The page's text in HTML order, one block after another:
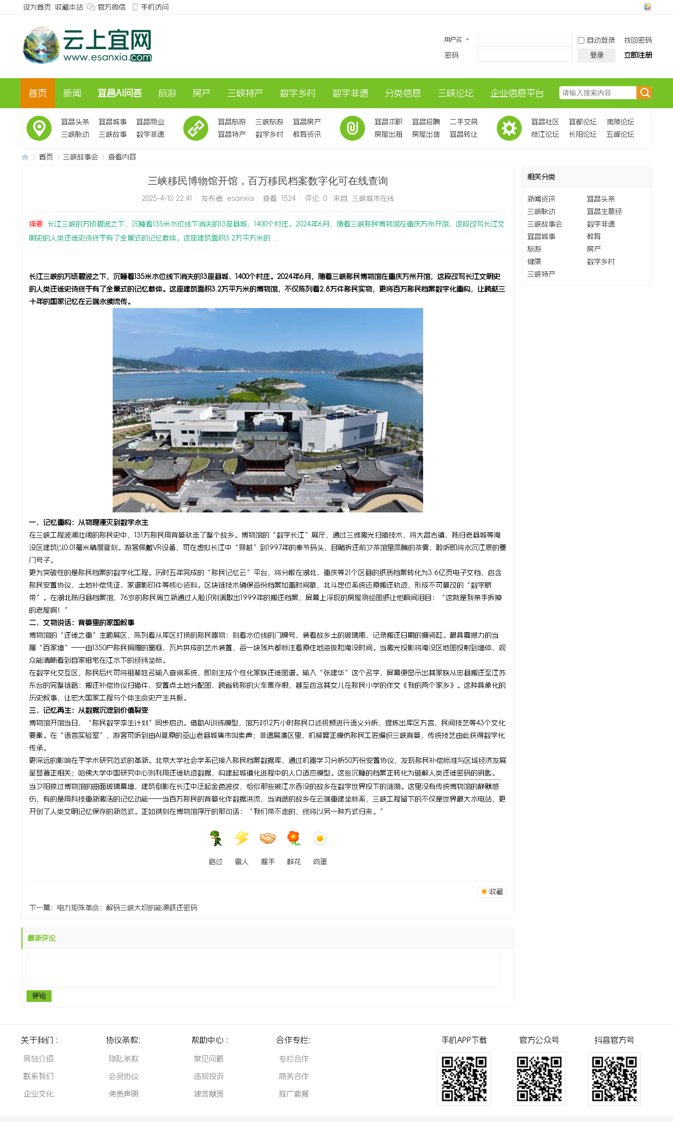
设为首页 收藏本站 官方微信 手机访问
用户名 自动登录 找回密码
密码 登录 立即注册
搜
首页 新闻 宜昌AI问答 旅游 房产 三峡特产 数字乡村 数字非遗 分类信息 三峡论坛 企业信息平台
宜昌头条 宜昌城事
宜昌商业
三峡脉动
三峡故事
数字非遗
宜昌旅游 三峡旅游
宜昌房产
宜昌特产
数字乡村 教育资讯
宜昌求职 宜昌招聘
二手交易
房屋出租
房屋出售 宜昌转让
宜昌社区 宜都论坛
夷陵论坛
枝江论坛
长阳论坛 五峰论坛
首页 三峡故事会 查看内容
三峡移民博物馆开馆，百万移民档案数字化可在线查询
2025-4-10 22:41 发布者: esanxia 查看: 1524 评论: 0 来自: 三峡城市在线
摘要: 长江三峡的万顷碧波之下，沉睡着135米水位线下消失的13座县城、1400个村庄。2024年6月，随着三峡移民博物馆在重庆万州开馆，这段改写长江文
明史的人类迁徙史诗终于有了全景式的记忆载体。这座建筑面积3.2万平方米的 ...
长江三峡的万顷碧波之下，沉睡着135米水位线下消失的13座县城、1400个村庄。2024年6月，随着三峡移民博物馆在重庆万州开馆，这段改写长江文明史
的人类迁徙史诗终于有了全景式的记忆载体。这座建筑面积3.2万平方米的博物馆，不仅陈列着2.8万件移民实物，更将百万移民档案数字化重构，让跨越三
十年的国家记忆在云端永续流传。
一、记忆重构：从物理湮灭到数字永生
在三峡工程波澜壮阔的移民史中，131万移民用背篓驮走了整个故乡。博物馆的“数字长江”展厅，通过三维激光扫描技术，将大昌古镇、秭归老县城等淹
没区建筑以0.01毫米精度复刻。游客佩戴VR设备，可在虚拟长江中“穿越”到1997年的奉节码头，目睹拆迁前夕茶馆里蒸腾的茶雾，聆听即将永沉江底的夔
门号子。
更为突破性的是移民档案的数字化工程。历时五年完成的“移民记忆云”平台，将分散在湖北、重庆等21个区县的纸质档案转化为3.6亿页电子文档，包含
移民安置协议、土地补偿凭证、家谱影印件等核心资料。区块链技术确保每份档案加盖时间戳，北斗定位系统还原搬迁轨迹，形成不可篡改的“数字脐
带”。在湖北秭归县档案馆，76岁的移民周立新通过人脸识别调取出1999年的搬迁档案，屏幕上浮现的房屋测绘图纸让他瞬间泪目：“这就是我亲手拆掉
的老屋啊！”
二、文物说话：背篓里的家国叙事
博物馆的“迁徙之重”主题展区，陈列着从库区打捞的移民器物：刻着水位线的门牌号、装着故乡土的玻璃瓶、记录搬迁日期的搪瓷缸。最具震撼力的当
属“百家墙”——由1350户移民捐赠的窗框、瓦片拼成的艺术装置，每一块残片都标注着原住地海拔和淹没时间。当激光投影将淹没区地图投射到墙体，观
众能清晰看到自家祖宅在江水下的经纬坐标。
在数字化交互区，移民后代可将祖辈姓名输入查询系统，即刻生成个性化家族迁徙图谱。输入“张建华”这个名字，屏幕便显示出其家族从忠县搬迁至江苏
东台的完整链路：搬迁补偿协议扫描件、安置点土地分配图、跨省转移的火车票存根，甚至包含其女儿在移民小学的作文《我的两个家乡》。这种具象化的
历史叙事，让宏大国家工程与个体生命史产生共振。
三、记忆再生：从数据沉淀到价值裂变
博物馆开馆当日，“移民数字孪生计划”同步启动。借助AI训练模型，馆方对12万小时移民口述视频进行语义分析，提炼出库区方言、民间技艺等43个文化
要素。在“语言实验室”，游客可听到由AI复原的巫山老县城集市叫卖声；非遗展演区里，机械臂正模仿移民工匠编织三峡背篓，传统技艺由此获得数字化
传承。
更深远的影响在于学术研究范式的革新。北京大学社会学系已接入移民档案数据库，通过机器学习分析50万份安置协议，发现移民补偿标准与区域经济发展
呈显著正相关；哈佛大学中国研究中心则利用迁徙轨迹数据，构建起城镇化进程中的人口适应模型。这些沉睡的档案正转化为破解人类迁徙密码的钥匙。
当夕阳掠过博物馆的曲面玻璃幕墙，建筑倒影在长江中泛起金色波纹，恰似那些被江水吞没的故乡在数字世界投下的涟漪。这里没有传统博物馆的静默感
伤，有的是用科技重新激活的记忆动能——当百万移民的背篓化作数据洪流，当消逝的故乡在云端重建坐标系，三峡工程留下的不仅是世界最大水电站，更
开创了人类文明记忆保存的新范式。正如镌刻在博物馆序厅的那句话：“我们带不走的，终将以另一种方式归来。”
路过 雷人 握手 鲜花 鸡蛋
收藏
下一篇： 电力矩阵革命：解码三峡大坝的能源跃迁密码
最新评论
评论
相关分类
新闻资讯
宜昌头条
三峡脉动
宜昌生意经
三峡故事会
数字非遗
宜昌城事
教育
旅游
房产
健康
数字乡村
三峡特产
关于我们 :
网站介绍
联系我们
企业文化
协议条款:
隐私条款
会员协议
免责声明
帮助中心 :
常见问题
违规投诉
建言献策
合作专栏:
专栏合作
商务合作
推广套餐
抖音官方号
官方公众号
手机APP下载